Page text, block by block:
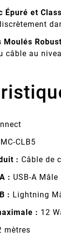
Épuré et
Moulés
câble au
MC-CLB5
: Câble de
: USB-A Mâle
: Lightning
: 12
mètres